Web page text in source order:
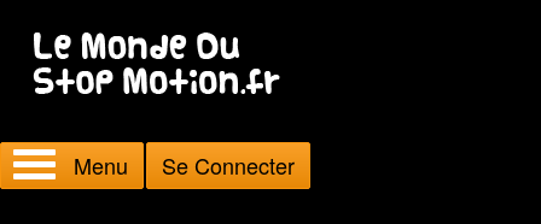
Menu Se Connecter